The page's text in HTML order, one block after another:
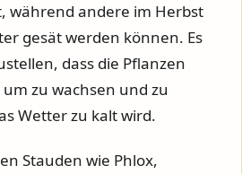
während andere im Herbst
gesät werden können. Es
dass die Pflanzen
zu wachsen und zu
Wetter zu kalt wird.
Stauden wie Phlox,